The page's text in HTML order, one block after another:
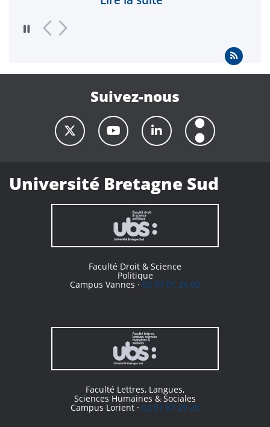
Suivez-nous
Université Bretagne Sud
Faculté Droit & Science
Politique
Campus Vannes ·02 97 01 26 00
Faculté Lettres, Langues,
Sciences Humaines & Sociales
Campus Lorient · 02 97 87 29 29